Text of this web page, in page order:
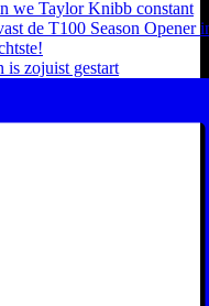
is zojuist gestart